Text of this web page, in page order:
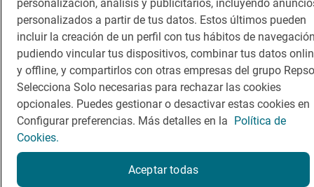
personalización, análisis y publicitarios, incluyendo
personalizados a partir de tus datos. Estos últimos pueden
incluir la creación de un perfil con tus hábitos de
pudiendo vincular tus dispositivos, combinar tus datos
y offline, y compartirlos con otras empresas del grupo
Selecciona Solo necesarias para rechazar las cookies
opcionales. Puedes gestionar o desactivar estas cookies en
Configurar preferencias. Más detalles en la Política de
Cookies.
Aceptar todas